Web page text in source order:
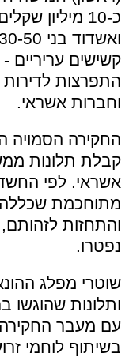
כ-10 מיליון
קשישים עריריים
התפרצות לדירות
וחברות אשראי.
החקירה הסמויה
קבלת תלונות
אשראי. לפי
מתוחכמת שכללה
והתחזות
נפטרו.
שוטרי מפלג
ותלונות שהוגשו
עם מעבר
בשיתוף לוחמי